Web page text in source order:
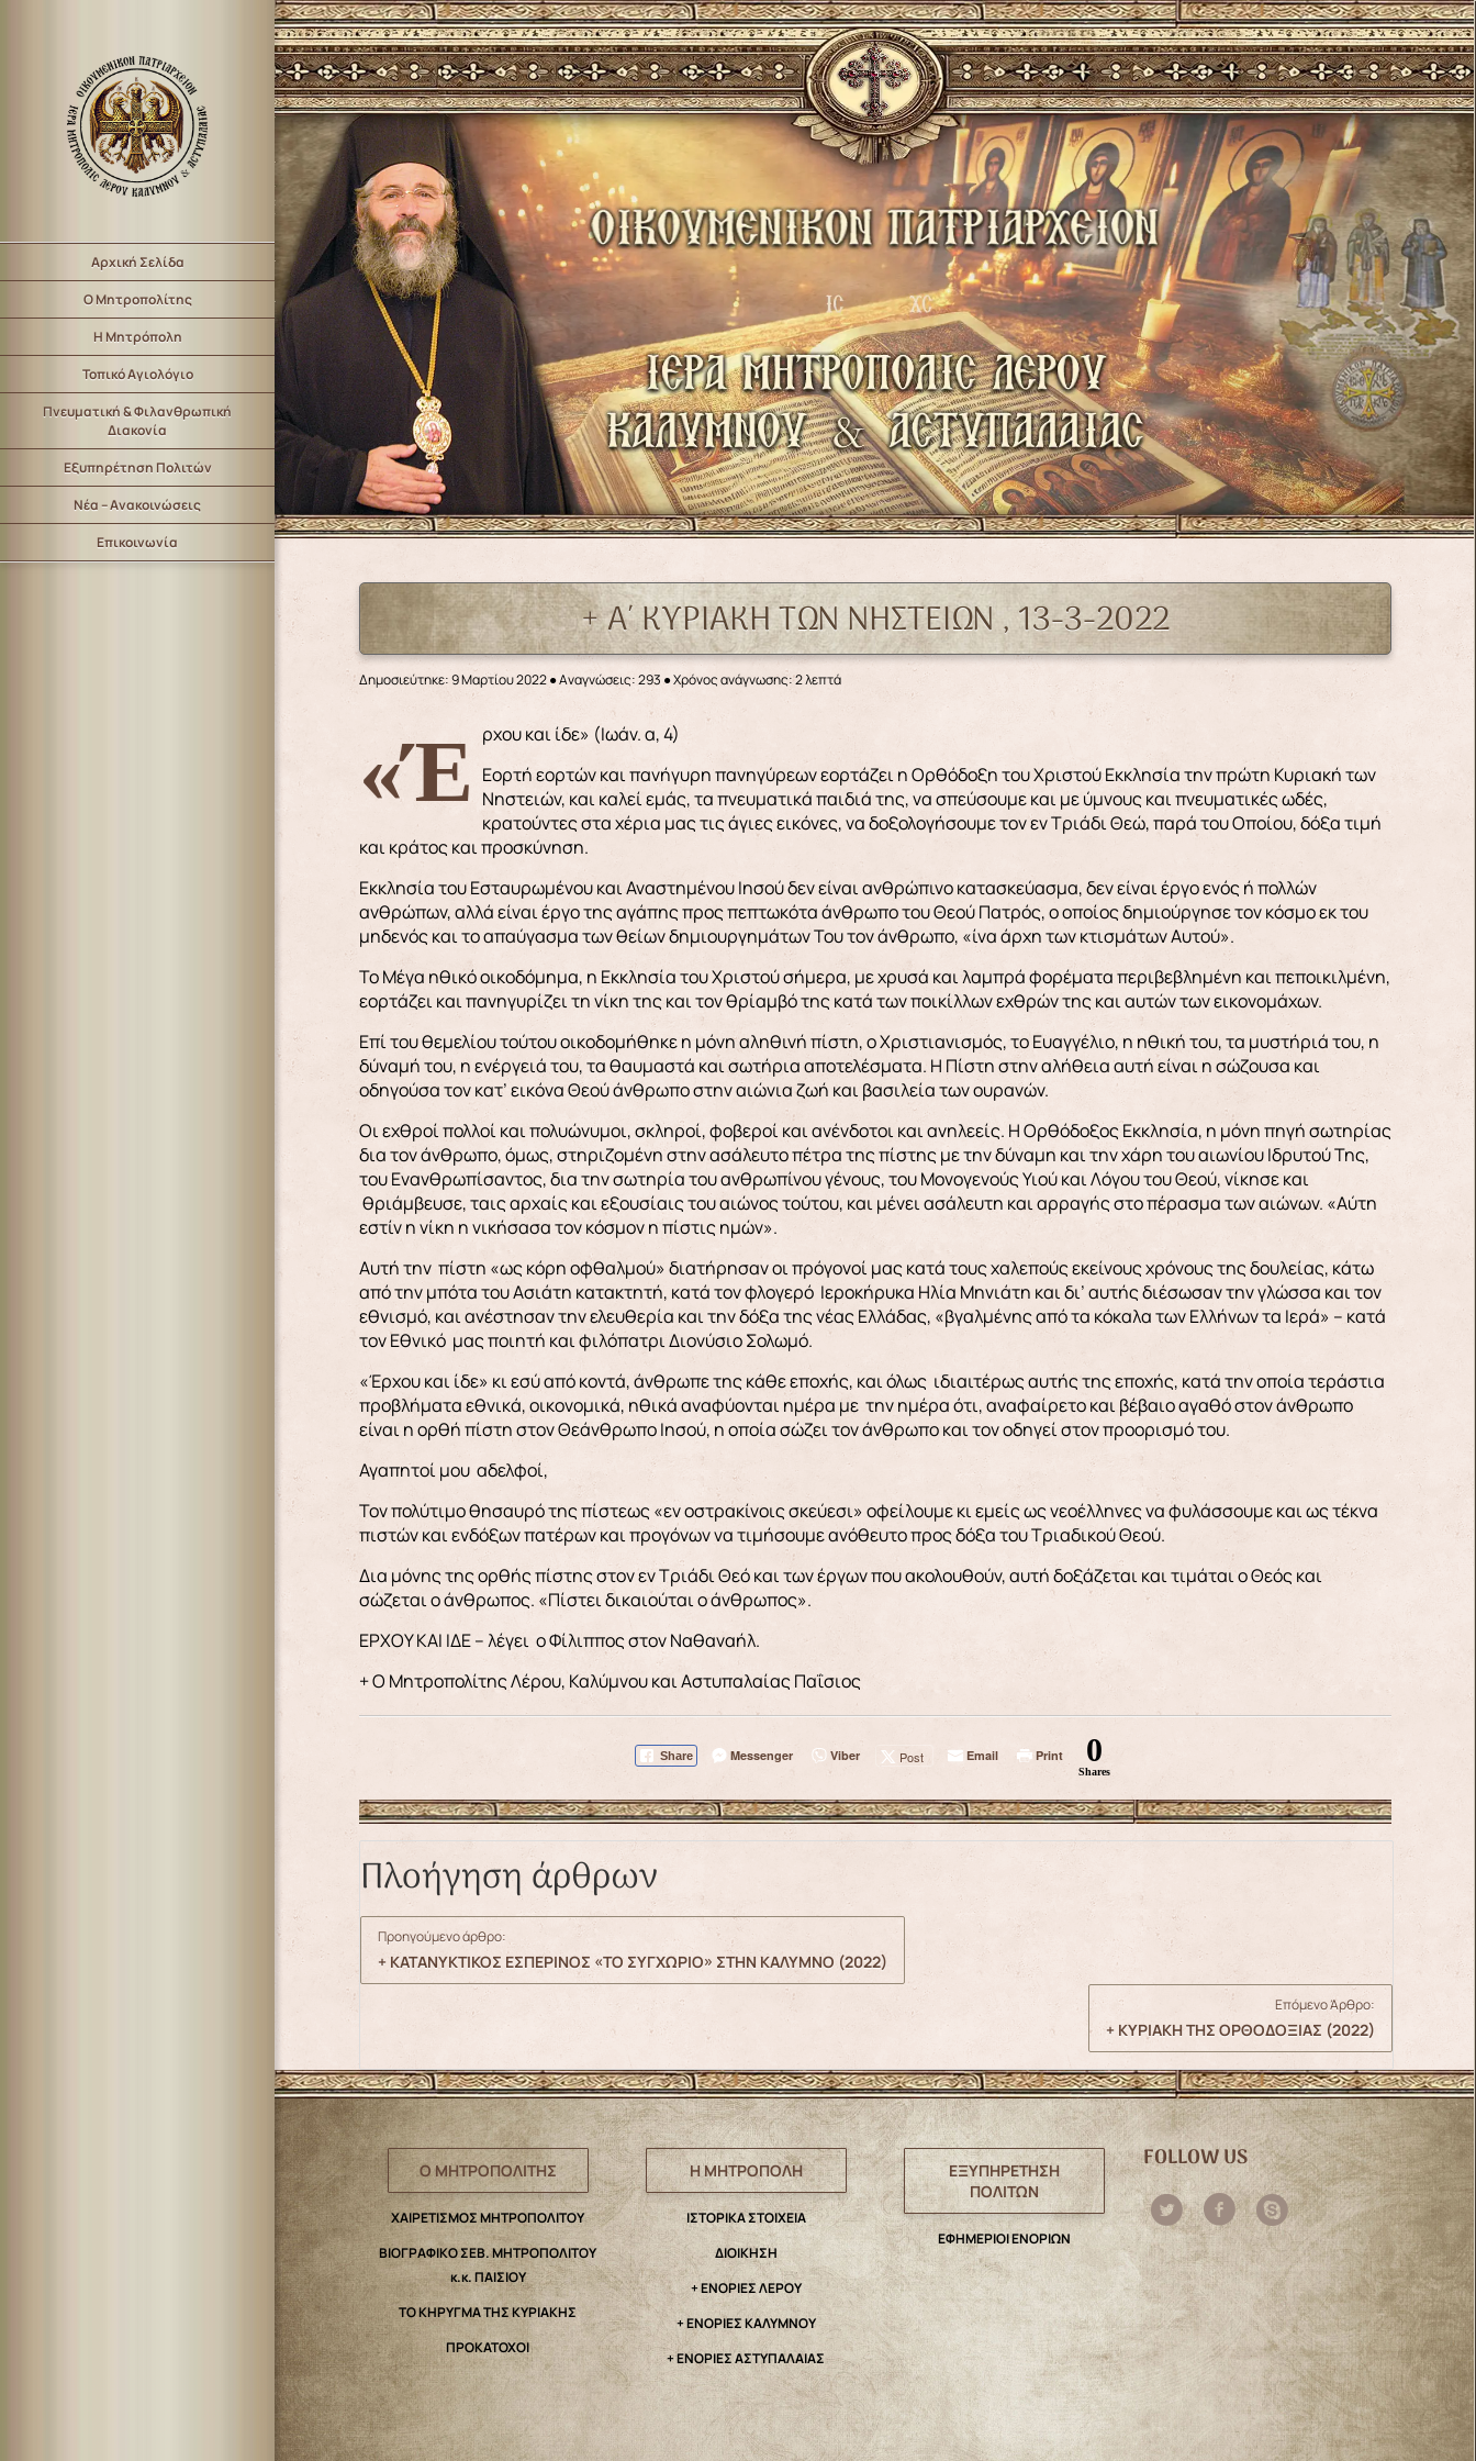
Αρχική Σελίδα
Ο Μητροπολίτης
Η Μητρόπολη
Τοπικό Αγιολόγιο
Πνευματική & Φιλανθρωπική
Διακονία
Εξυπηρέτηση Πολιτών
Νέα – Ανακοινώσεις
Επικοινωνία
+ Α΄ ΚΥΡΙΑΚΗ ΤΩΝ ΝΗΣΤΕΙΩΝ , 13-3-2022
Δημοσιεύτηκε: 9 Μαρτίου 2022●Αναγνώσεις: 293● Χρόνος ανάγνωσης: 2 λεπτά
«Έρχου και ίδε» (Ιωάν. α, 4)
Εορτή εορτών και πανήγυρη πανηγύρεων εορτάζει η Ορθόδοξη του Χριστού Εκκλησία την πρώτη Κυριακή των
Νηστειών, και καλεί εμάς, τα πνευματικά παιδιά της, να σπεύσουμε και με ύμνους και πνευματικές ωδές,
κρατούντες στα χέρια μας τις άγιες εικόνες, να δοξολογήσουμε τον εν Τριάδι Θεώ, παρά του Οποίου, δόξα τιμή
και κράτος και προσκύνηση.
Εκκλησία του Εσταυρωμένου και Αναστημένου Ιησού δεν είναι ανθρώπινο κατασκεύασμα, δεν είναι έργο ενός ή πολλών
ανθρώπων, αλλά είναι έργο της αγάπης προς πεπτωκότα άνθρωπο του Θεού Πατρός, ο οποίος δημιούργησε τον κόσμο εκ του
μηδενός και το απαύγασμα των θείων δημιουργημάτων Του τον άνθρωπο, «ίνα άρχη των κτισμάτων Αυτού».
Το Μέγα ηθικό οικοδόμημα, η Εκκλησία του Χριστού σήμερα, με χρυσά και λαμπρά φορέματα περιβεβλημένη και πεποικιλμένη,
εορτάζει και πανηγυρίζει τη νίκη της και τον θρίαμβό της κατά των ποικίλλων εχθρών της και αυτών των εικονομάχων.
Επί του θεμελίου τούτου οικοδομήθηκε η μόνη αληθινή πίστη, ο Χριστιανισμός, το Ευαγγέλιο, η ηθική του, τα μυστήριά του, η
δύναμή του, η ενέργειά του, τα θαυμαστά και σωτήρια αποτελέσματα. Η Πίστη στην αλήθεια αυτή είναι η σώζουσα και
οδηγούσα τον κατ’ εικόνα Θεού άνθρωπο στην αιώνια ζωή και βασιλεία των ουρανών.
Οι εχθροί πολλοί και πολυώνυμοι, σκληροί, φοβεροί και ανένδοτοι και ανηλεείς. Η Ορθόδοξος Εκκλησία, η μόνη πηγή σωτηρίας
δια τον άνθρωπο, όμως, στηριζομένη στην ασάλευτο πέτρα της πίστης με την δύναμη και την χάρη του αιωνίου Ιδρυτού Της,
του Ενανθρωπίσαντος, δια την σωτηρία του ανθρωπίνου γένους, του Μονογενούς Υιού και Λόγου του Θεού, νίκησε και
θριάμβευσε, ταις αρχαίς και εξουσίαις του αιώνος τούτου, και μένει ασάλευτη και αρραγής στο πέρασμα των αιώνων. «Αύτη
εστίν η νίκη η νικήσασα τον κόσμον η πίστις ημών».
Αυτή την πίστη «ως κόρη οφθαλμού» διατήρησαν οι πρόγονοί μας κατά τους χαλεπούς εκείνους χρόνους της δουλείας, κάτω
από την μπότα του Ασιάτη κατακτητή, κατά τον φλογερό Ιεροκήρυκα Ηλία Μηνιάτη και δι’ αυτής διέσωσαν την γλώσσα και τον
εθνισμό, και ανέστησαν την ελευθερία και την δόξα της νέας Ελλάδας, «βγαλμένης από τα κόκαλα των Ελλήνων τα Ιερά» – κατά
τον Εθνικό μας ποιητή και φιλόπατρι Διονύσιο Σολωμό.
«Έρχου και ίδε» κι εσύ από κοντά, άνθρωπε της κάθε εποχής, και όλως ιδιαιτέρως αυτής της εποχής, κατά την οποία τεράστια
προβλήματα εθνικά, οικονομικά, ηθικά αναφύονται ημέρα με την ημέρα ότι, αναφαίρετο και βέβαιο αγαθό στον άνθρωπο
είναι η ορθή πίστη στον Θεάνθρωπο Ιησού, η οποία σώζει τον άνθρωπο και τον οδηγεί στον προορισμό του.
Αγαπητοί μου αδελφοί,
Τον πολύτιμο θησαυρό της πίστεως «εν οστρακίνοις σκεύεσι» οφείλουμε κι εμείς ως νεοέλληνες να φυλάσσουμε και ως τέκνα
πιστών και ενδόξων πατέρων και προγόνων να τιμήσουμε ανόθευτο προς δόξα του Τριαδικού Θεού.
Δια μόνης της ορθής πίστης στον εν Τριάδι Θεό και των έργων που ακολουθούν, αυτή δοξάζεται και τιμάται ο Θεός και
σώζεται ο άνθρωπος. «Πίστει δικαιούται ο άνθρωπος».
ΕΡΧΟΥ ΚΑΙ ΙΔΕ – λέγει ο Φίλιππος στον Ναθαναήλ.
+ Ο Μητροπολίτης Λέρου, Καλύμνου και Αστυπαλαίας Παΐσιος
Share Messenger Viber Post Email Print 0
Shares
Πλοήγηση άρθρων
Προηγούμενο άρθρο:
+ ΚΑΤΑΝΥΚΤΙΚΟΣ ΕΣΠΕΡΙΝΟΣ «ΤΟ ΣΥΓΧΩΡΙΟ» ΣΤΗΝ ΚΑΛΥΜΝΟ (2022)
Επόμενο Άρθρο:
+ ΚΥΡΙΑΚΗ ΤΗΣ ΟΡΘΟΔΟΞΙΑΣ (2022)
Ο ΜΗΤΡΟΠΟΛΙΤΗΣ
ΧΑΙΡΕΤΙΣΜΟΣ ΜΗΤΡΟΠΟΛΙΤΟΥ
ΒΙΟΓΡΑΦΙΚΟ ΣΕΒ. ΜΗΤΡΟΠΟΛΙΤΟΥ
κ.κ. ΠΑΙΣΙΟΥ
ΤΟ ΚΗΡΥΓΜΑ ΤΗΣ ΚΥΡΙΑΚΗΣ
ΠΡΟΚΑΤΟΧΟΙ
Η ΜΗΤΡΟΠΟΛΗ
IΣΤΟΡΙΚΑ ΣΤΟΙΧΕΙΑ
ΔΙΟΙΚΗΣΗ
+ ΕΝΟΡΙΕΣ ΛΕΡΟΥ
+ ΕΝΟΡΙΕΣ ΚΑΛΥΜΝΟΥ
+ ΕΝΟΡΙΕΣ ΑΣΤΥΠΑΛΑΙΑΣ
ΕΞΥΠΗΡΕΤΗΣΗ
ΠΟΛΙΤΩΝ
ΕΦΗΜΕΡΙΟΙ ΕΝΟΡΙΩΝ
FOLLOW US